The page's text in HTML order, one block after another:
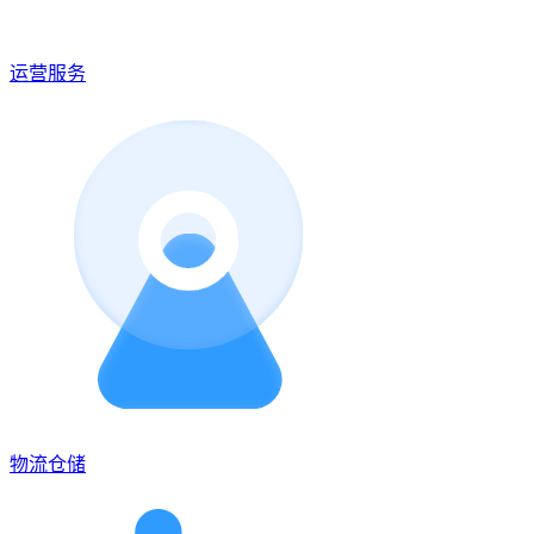
运营服务
物流仓储